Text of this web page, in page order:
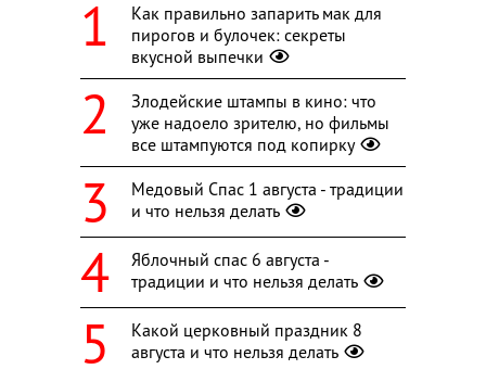
Как правильно запарить мак для
пирогов и булочек: секреты
вкусной выпечки
Злодейские штампы в кино: что
уже надоело зрителю, но фильмы
все штампуются под копирку
Медовый Спас 1 августа - традиции
и что нельзя делать
Яблочный спас 6 августа -
традиции и что нельзя делать
Какой церковный праздник 8
августа и что нельзя делать